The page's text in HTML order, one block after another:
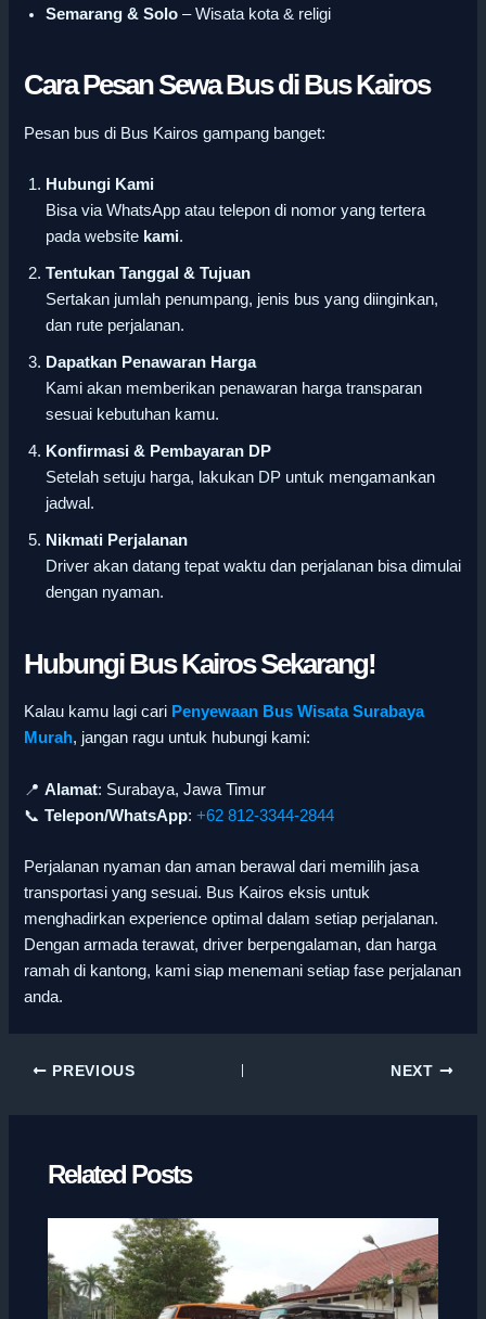
Semarang & Solo – Wisata kota & religi
Cara Pesan Sewa Bus di Bus Kairos
Pesan bus di Bus Kairos gampang banget:
Hubungi Kami
Bisa via WhatsApp atau telepon di nomor yang tertera
pada website kami.
Tentukan Tanggal & Tujuan
Sertakan jumlah penumpang, jenis bus yang diinginkan,
dan rute perjalanan.
Dapatkan Penawaran Harga
Kami akan memberikan penawaran harga transparan
sesuai kebutuhan kamu.
Konfirmasi & Pembayaran DP
Setelah setuju harga, lakukan DP untuk mengamankan
jadwal.
Nikmati Perjalanan
Driver akan datang tepat waktu dan perjalanan bisa dimulai
dengan nyaman.
Hubungi Bus Kairos Sekarang!
Kalau kamu lagi cari Penyewaan Bus Wisata Surabaya
Murah, jangan ragu untuk hubungi kami:
📍Alamat: Surabaya, Jawa Timur
📞Telepon/WhatsApp:+62 812-3344-2844
Perjalanan nyaman dan aman berawal dari memilih jasa
transportasi yang sesuai. Bus Kairos eksis untuk
menghadirkan experience optimal dalam setiap perjalanan.
Dengan armada terawat, driver berpengalaman, dan harga
ramah di kantong, kami siap menemani setiap fase perjalanan
anda.
PREVIOUS NEXT
Related Posts